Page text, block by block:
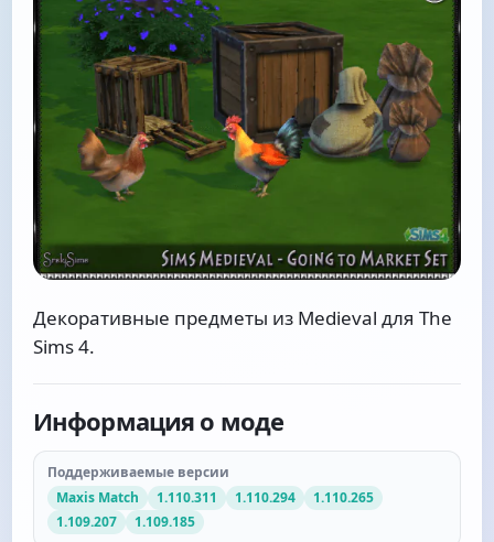
Декоративные предметы из Medieval для The
Sims 4.
Информация о моде
Поддерживаемые версии
Maxis Match
1.110.311 1.110.294
1.110.265
1.109.207
1.109.185